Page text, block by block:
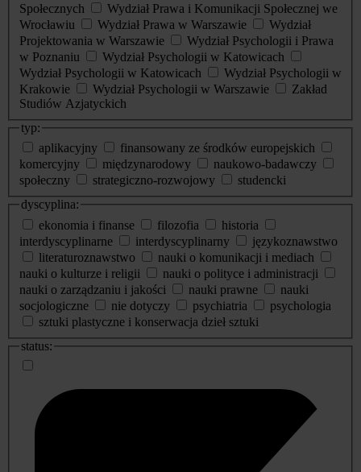
Społecznych
Wydział Prawa i Komunikacji Społecznej we
Wrocławiu
Wydział Prawa w Warszawie
Wydział
Projektowania w Warszawie
Wydział Psychologii i Prawa
w Poznaniu
Wydział Psychologii w Katowicach
Wydział Psychologii w Katowicach
Wydział Psychologii w
Krakowie
Wydział Psychologii w Warszawie
Zakład
Studiów Azjatyckich
typ:
aplikacyjny
finansowany ze środków europejskich
komercyjny
międzynarodowy
naukowo-badawczy
społeczny
strategiczno-rozwojowy
studencki
dyscyplina:
ekonomia i finanse
filozofia
historia
interdyscyplinarne
interdyscyplinarny
językoznawstwo
literaturoznawstwo
nauki o komunikacji i mediach
nauki o kulturze i religii
nauki o polityce i administracji
nauki o zarządzaniu i jakości
nauki prawne
nauki
socjologiczne
nie dotyczy psychiatria
psychologia
sztuki plastyczne i konserwacja dzieł sztuki
status: